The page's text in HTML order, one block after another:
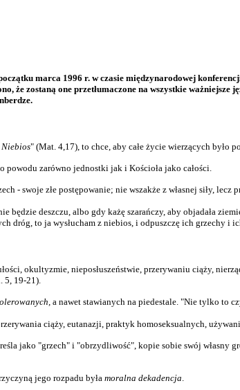
marca 1996 r. w czasie międzynarodowej
zostaną one przetłumaczone na wszystkie ważniejsze
" (Mat. 4,17), to chce, aby całe życie wierzących było
powodu zarówno jednostki jak i Kościoła jako całości.
- swoje złe postępowanie; nie wszakże z własnej siły, lecz
będzie deszczu, albo gdy każę szarańczy, aby objadała
dróg, to ja wysłucham z niebios, i odpuszczę ich grzechy i
okultyzmie, nieposłuszeństwie, przerywaniu ciąży,
5, 19-21).
a nawet stawianych na piedestale. "Nie tylko to
ciąży, eutanazji, praktyk homoseksualnych,
jako "grzech" i "obrzydliwość", kopie sobie swój własny
jego rozpadu była moralna dekadencja.